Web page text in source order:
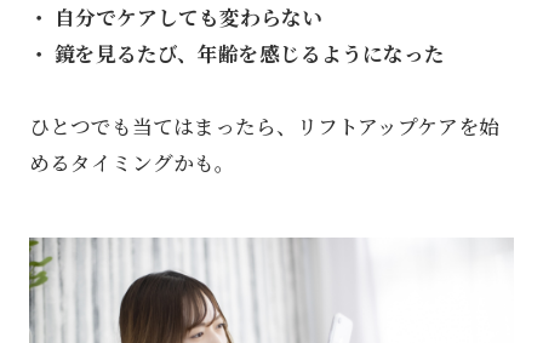
・ 自分でケアしても変わらない
・ 鏡を見るたび、年齢を感じるようになった
ひとつでも当てはまったら、リフトアップケアを始
めるタイミングかも。